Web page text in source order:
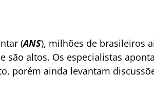
(ANS), milhões de brasileiros
são altos. Os especialistas
porém ainda levantam